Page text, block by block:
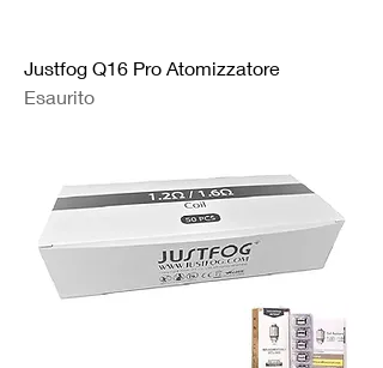
Justfog Q16 Pro Atomizzatore
Esaurito